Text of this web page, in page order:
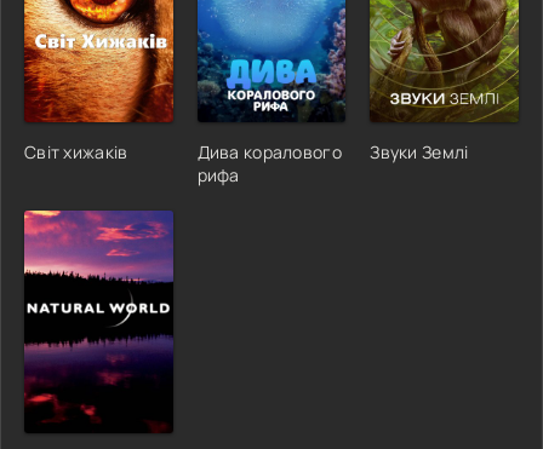
Світ хижаків
Дива коралового
рифа
Звуки Землі